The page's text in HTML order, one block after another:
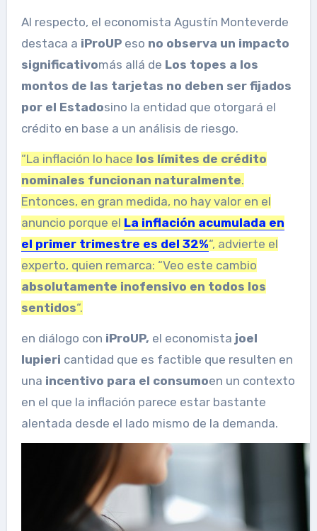
Al respecto, el economista Agustín Monteverde
destaca a iProUPeso no observa un impacto
significativomás allá de Los topes a los
montos de las tarjetas no deben ser fijados
por el Estadosino la entidad que otorgará el
crédito en base a un análisis de riesgo.
“La inflación lo hace los límites de crédito
nominales funcionan naturalmente.
Entonces, en gran medida, no hay valor en el
anuncio porque el La inflación acumulada en
el primer trimestre es del 32%“, advierte el
experto, quien remarca: “Veo este cambio
absolutamente inofensivo en todos los
sentidos“.
en diálogo con iProUP, el economista joel
lupieri cantidad que es factible que resulten en
una incentivo para el consumoen un contexto
en el que la inflación parece estar bastante
alentada desde el lado mismo de la demanda.